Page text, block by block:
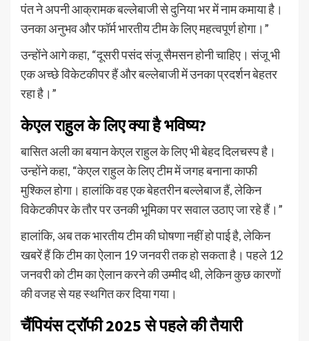
पंत ने अपनी आक्रामक बल्लेबाजी से दुनिया भर में नाम कमाया है।
उनका अनुभव और फॉर्म भारतीय टीम के लिए महत्वपूर्ण होगा।”
उन्होंने आगे कहा, “दूसरी पसंद संजू सैमसन होनी चाहिए। संजू भी
एक अच्छे विकेटकीपर हैं और बल्लेबाजी में उनका प्रदर्शन बेहतर
रहा है।”
केएल राहुल के लिए क्या है भविष्य?
बासित अली का बयान केएल राहुल के लिए भी बेहद दिलचस्प है।
उन्होंने कहा, “केएल राहुल के लिए टीम में जगह बनाना काफी
मुश्किल होगा। हालांकि वह एक बेहतरीन बल्लेबाज हैं, लेकिन
विकेटकीपर के तौर पर उनकी भूमिका पर सवाल उठाए जा रहे हैं।”
हालांकि, अब तक भारतीय टीम की घोषणा नहीं हो पाई है, लेकिन
खबरें हैं कि टीम का ऐलान 19 जनवरी तक हो सकता है। पहले 12
जनवरी को टीम का ऐलान करने की उम्मीद थी, लेकिन कुछ कारणों
की वजह से यह स्थगित कर दिया गया।
चैंपियंस ट्रॉफी 2025 से पहले की तैयारी